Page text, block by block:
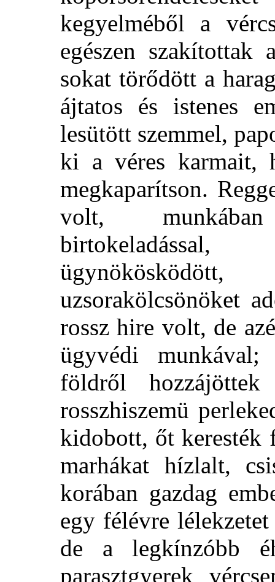
kegyelméből a
egészen szakítottak
sokat törődött a
ájtatos és istenes
lesütött szemmel,
ki a véres karmait,
megkaparítson.
volt,
birtokeladással,
uzsorakölcsönöket
rossz hire volt, de
ügyvédi munkával;
földről
rosszhiszemü
kidobott, őt keresték
marhákat hízlalt,
korában gazdag
egy félévre
de a legkínzóbb
parasztgyerek